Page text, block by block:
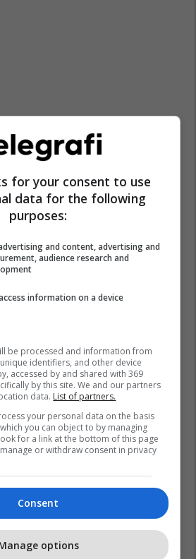
for your consent to use
data for the following
purposes:
and content, advertising and
audience research and
information on a device
be processed and information from
identifiers, and other device
accessed by and shared with 369
by this site. We and our partners
data. List of partners.
your personal data on the basis
you can object to by managing
for a link at the bottom of this page
or withdraw consent in privacy
Consent
options